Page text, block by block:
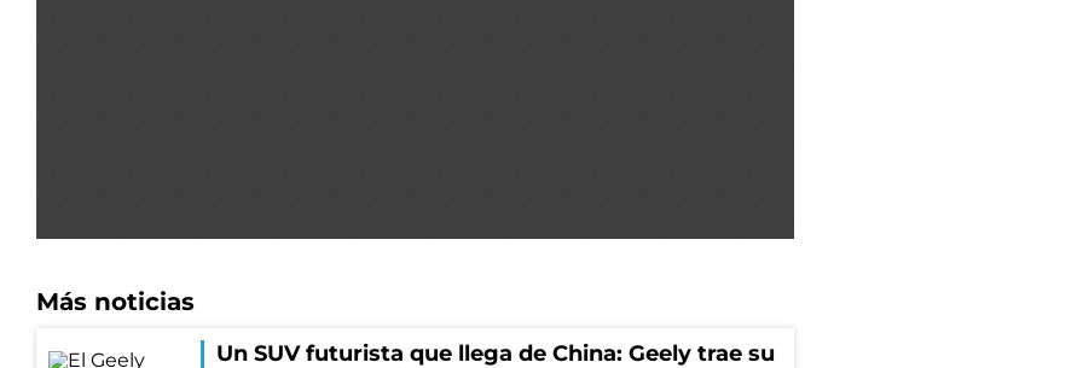
Más noticias
Un SUV futurista que llega de China: Geely trae su